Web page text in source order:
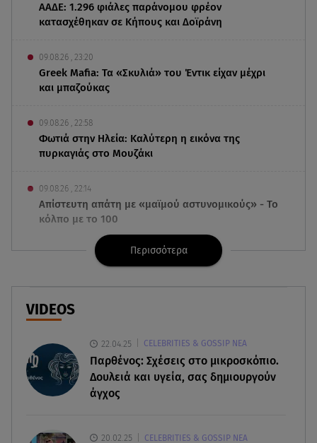
ΑΑΔΕ: 1.296 φιάλες παράνομου φρέον
κατασχέθηκαν σε Κήπους και Δοϊράνη
09.08.26 , 23:20
Greek Mafia: Τα «Σκυλιά» του Έντικ είχαν μέχρι
και μπαζούκας
09.08.26 , 22:58
Φωτιά στην Ηλεία: Καλύτερη η εικόνα της
πυρκαγιάς στο Μουζάκι
09.08.26 , 22:14
Απίστευτη απάτη με «μαϊμού αστυνομικούς» - Το
κόλπο με το 100
Πέθανε ο σπουδαίος ηθοποιός Νίκος
Καλογερόπουλος
09.08.26 , 21:11
Μεγάλη φωτιά στο Μουζάκι Ηλείας - Επιχειρούν
105 πυροσβέστες και 9 εναέρια
09.08.26 , 20:59
Σκιάθος: 15χρονος καταγγέλλει 17χρονο για
Περισσότερα
VIDEOS
22.04.25 CELEBRITIES & GOSSIP ΝΕΑ
Παρθένος: Σχέσεις στο μικροσκόπιο.
Δουλειά και υγεία, σας δημιουργούν
άγχος
20.02.25 CELEBRITIES & GOSSIP ΝΕΑ